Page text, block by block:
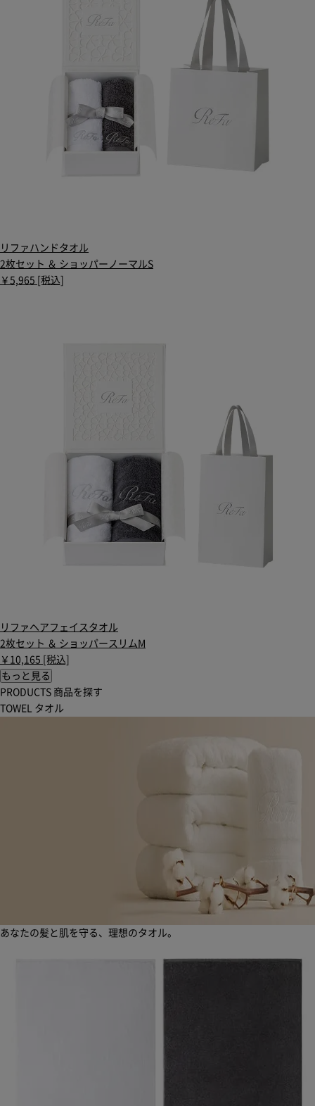
リファハンドタオル
2枚セット ＆ ショッパーノーマルS
￥5,965 [税込]
リファヘアフェイスタオル
2枚セット ＆ ショッパースリムM
￥10,165 [税込]
もっと見る
PRODUCTS 商品を探す
TOWEL タオル
あなたの髪と肌を守る、理想のタオル。